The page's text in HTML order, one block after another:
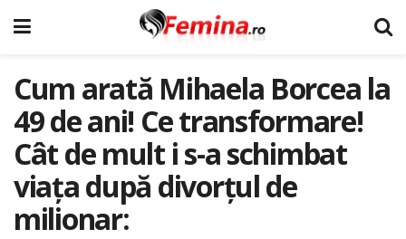
Cum arată Mihaela Borcea la
49 de ani! Ce transformare!
Cât de mult i s-a schimbat
viața după divorțul de
milionar: